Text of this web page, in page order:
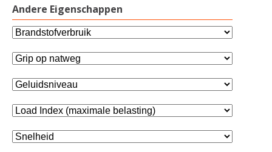
UNIROYAL
YOKOHAMA
Andere Eigenschappen